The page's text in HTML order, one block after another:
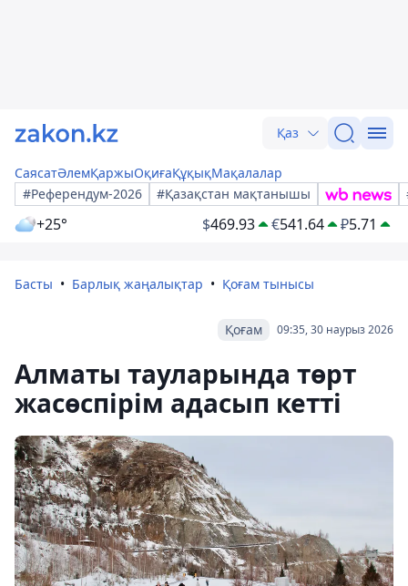
Қаз
СаясатӘлемҚаржыОқиғаҚұқықМақалалар
#Референдум-2026
#Қазақстан мақтанышы
+25° $469.93 €541.64 ₽5.71
Басты Барлық жаңалықтар Қоғам тынысы
09:35, 30 наурыз 2026
Қоғам
Алматы тауларында төрт
жасөспірім адасып кетті